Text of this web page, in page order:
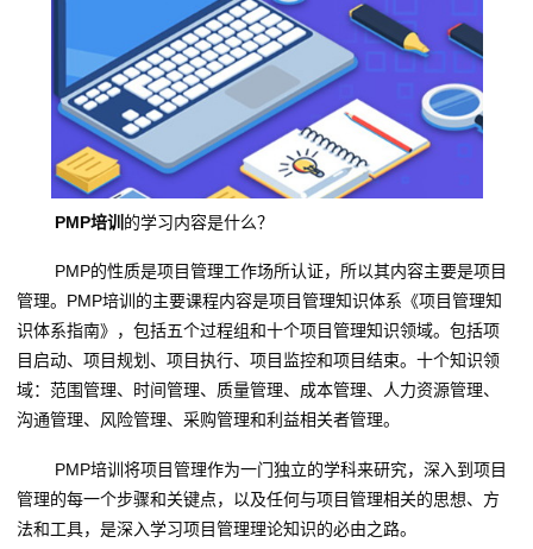
PMP培训 的学习内容是什么？
PMP的性质是项目管理工作场所认证，所以其内容主要是项目
管理。PMP培训的主要课程内容是项目管理知识体系《项目管理知
识体系指南》，包括五个过程组和十个项目管理知识领域。包括项
目启动、项目规划、项目执行、项目监控和项目结束。十个知识领
域：范围管理、时间管理、质量管理、成本管理、人力资源管理、
沟通管理、风险管理、采购管理和利益相关者管理。
PMP培训将项目管理作为一门独立的学科来研究，深入到项目
管理的每一个步骤和关键点，以及任何与项目管理相关的思想、方
法和工具，是深入学习项目管理理论知识的必由之路。